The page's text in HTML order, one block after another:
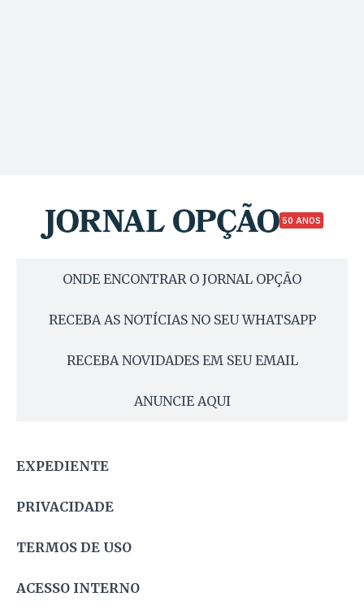
50 ANOS
ONDE ENCONTRAR O JORNAL OPÇÃO
RECEBA AS NOTÍCIAS NO SEU WHATSAPP
RECEBA NOVIDADES EM SEU EMAIL
ANUNCIE AQUI
EXPEDIENTE
PRIVACIDADE
TERMOS DE USO
ACESSO INTERNO